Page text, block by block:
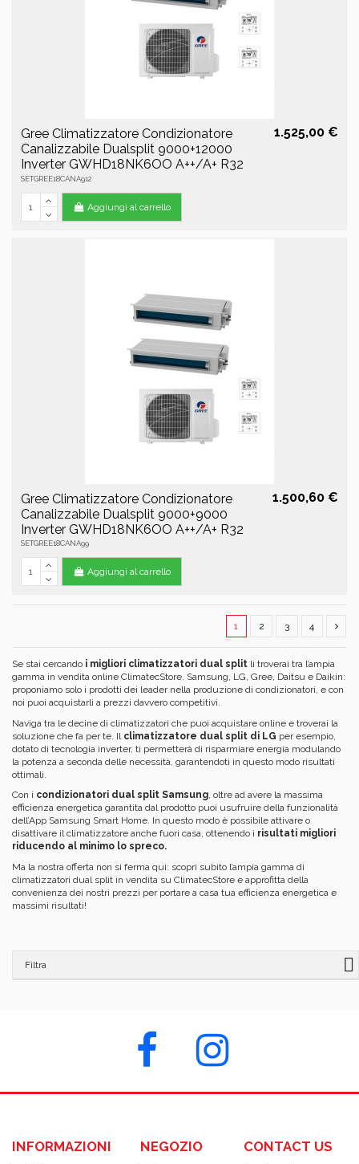
Gree Climatizzatore Condizionatore
Canalizzabile Dualsplit 9000+12000
Inverter GWHD18NK6OO A++/A+ R32
SETGREE18CANA912
1.525,00 €
Aggiungi al carrello
Gree Climatizzatore Condizionatore
Canalizzabile Dualsplit 9000+9000
Inverter GWHD18NK6OO A++/A+ R32
SETGREE18CANA99
1.500,60 €
Aggiungi al carrello
1 2 3 4
Se stai cercando i migliori climatizzatori dual split li troverai tra l’ampia
gamma in vendita online ClimatecStore. Samsung, LG, Gree, Daitsu e Daikin:
proponiamo solo i prodotti dei leader nella produzione di condizionatori, e con
noi puoi acquistarli a prezzi davvero competitivi.
Naviga tra le decine di climatizzatori che puoi acquistare online e troverai la
soluzione che fa per te. Il climatizzatore dual split di LG per esempio,
dotato di tecnologia inverter, ti permetterà di risparmiare energia modulando
la potenza a seconda delle necessità, garantendoti in questo modo risultati
ottimali.
Con i condizionatori dual split Samsung, oltre ad avere la massima
efficienza energetica garantita dal prodotto puoi usufruire della funzionalità
dell’App Samsung Smart Home. In questo modo è possibile attivare o
disattivare il climatizzatore anche fuori casa, ottenendo i risultati migliori
riducendo al minimo lo spreco.
Ma la nostra offerta non si ferma qui: scopri subito l’ampia gamma di
climatizzatori dual split in vendita su ClimatecStore e approfitta della
convenienza dei nostri prezzi per portare a casa tua efficienza energetica e
massimi risultati!
Filtra
INFORMAZIONI NEGOZIO CONTACT US